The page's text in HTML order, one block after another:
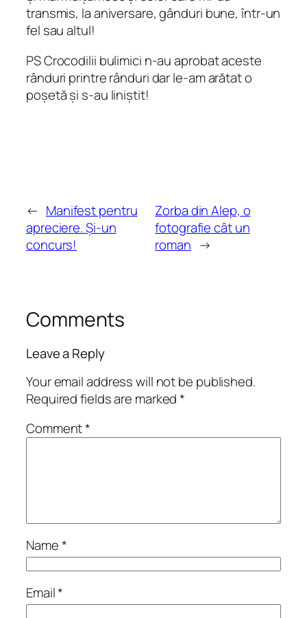
transmis, la aniversare, gânduri bune, într-un
fel sau altul!
PS Crocodilii bulimici n-au aprobat aceste
rânduri printre rânduri dar le-am arătat o
poșetă și s-au liniștit!
← Manifest pentru
apreciere. Și-un
concurs!
Zorba din Alep, o
fotografie cât un
roman →
Comments
Leave a Reply
Your email address will not be published.
Required fields are marked*
Comment*
Name*
Email*